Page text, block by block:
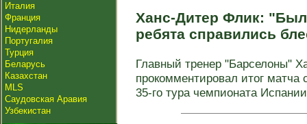
Италия
Франция
Нидерланды
Португалия
Турция
Беларусь
Казахстан
MLS
Саудовская Аравия
Узбекистан
Ханс-Дитер Флик:
ребята справились
Главный тренер "Барселоны"
прокомментировал итог
35-го тура чемпионата